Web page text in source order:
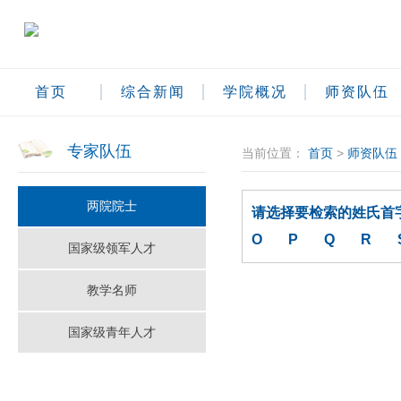
首页 综合新闻 学院概况 师资队伍
专家队伍
两院院士
国家级领军人才
教学名师
国家级青年人才
当前位置： 首页 > 师资队伍
请选择要检索的姓氏首
O
P Q R